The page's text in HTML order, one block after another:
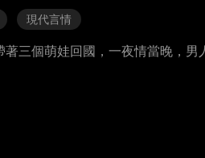
現代言情
著三個萌娃回國，一夜情當晚，